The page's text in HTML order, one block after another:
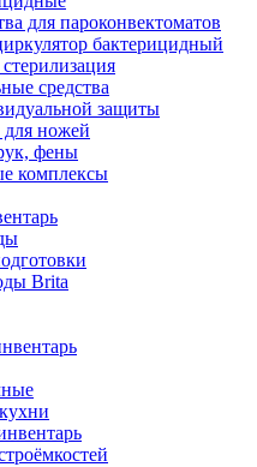
для пароконвектоматов
бактерицидный
средства
защиты
для ножей
фены
комплексы
Brita